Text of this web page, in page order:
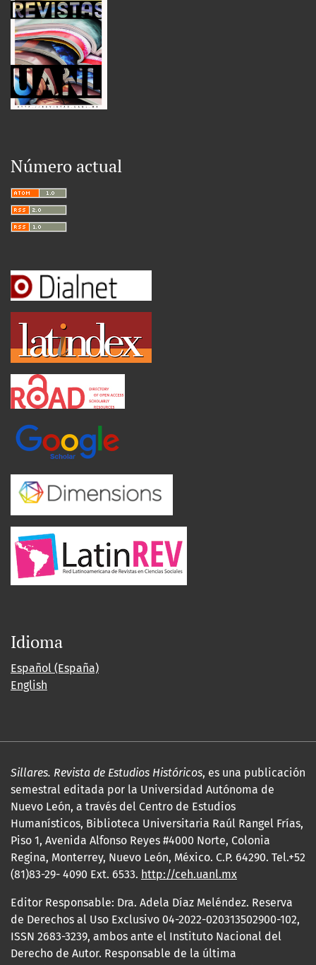
Número actual
Idioma
Español (España)
English
Sillares. Revista de Estudios Históricos, es una publicación
semestral editada por la Universidad Autónoma de
Nuevo León, a través del Centro de Estudios
Humanísticos, Biblioteca Universitaria Raúl Rangel Frías,
Piso 1, Avenida Alfonso Reyes #4000 Norte, Colonia
Regina, Monterrey, Nuevo León, México. C.P. 64290. Tel.+52
(81)83-29- 4090 Ext. 6533. http://ceh.uanl.mx
Editor Responsable: Dra. Adela Díaz Meléndez. Reserva
de Derechos al Uso Exclusivo 04-2022-020313502900-102,
ISSN 2683-3239, ambos ante el Instituto Nacional del
Derecho de Autor. Responsable de la última